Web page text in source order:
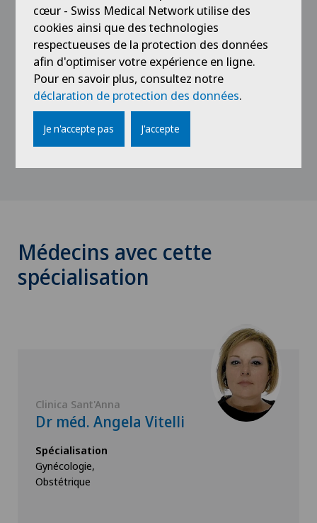
Dottorato in Medicina, Università di Zurigo
1987 - 1991
Laurea in Medicina, Università di Losanna
1984 - 1987
Médecins avec cette
spécialisation
Clinica Sant'Anna
Dr méd. Angela Vitelli
Spécialisation
Gynécologie,
Obstétrique
cœur - Swiss Medical Network utilise des
cookies ainsi que des technologies
respectueuses de la protection des données
afin d'optimiser votre expérience en ligne.
Pour en savoir plus, consultez notre
déclaration de protection des données.
Je n'accepte pas J'accepte